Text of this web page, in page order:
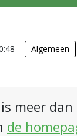
Algemeen
meer
de